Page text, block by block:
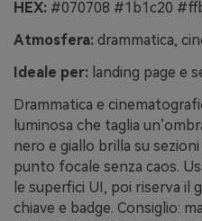
HEX: #070708 #1b1c20
Atmosfera: drammatica,
Ideale per: landing page e
Drammatica e
luminosa che taglia
nero e giallo brilla su
punto focale senza caos.
le superfici UI, poi riserva il
chiave e badge. Consiglio: